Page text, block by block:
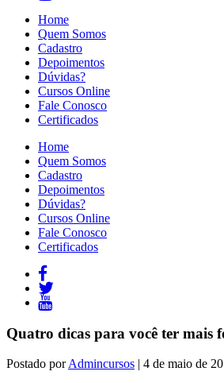
Home
Quem Somos
Cadastro
Depoimentos
Dúvidas?
Cursos Online
Fale Conosco
Certificados
Home
Quem Somos
Cadastro
Depoimentos
Dúvidas?
Cursos Online
Fale Conosco
Certificados
Quatro dicas para você ter mais
Postado porAdmincursos | 4 de maio de